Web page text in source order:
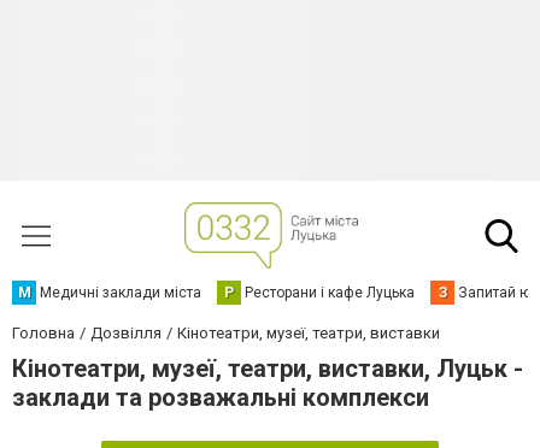
М Медичні заклади міста Р Ресторани і кафе Луцька З Запитай
Головна Дозвілля Кінотеатри, музеї, театри, виставки
Кінотеатри, музеї, театри, виставки, Луцьк -
заклади та розважальні комплекси